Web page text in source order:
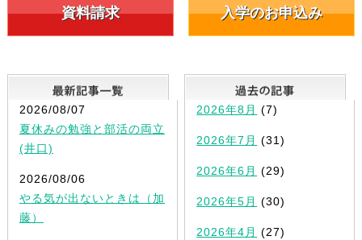
資料請求 入学のお申込み
最新記事一覧
2026/08/07
夏休みの勉強と部活の両立
(井口)
2026/08/06
やる気が出ないときは（加
藤）
2026年8月 (7)
2026年7月 (31)
2026年6月 (29)
2026年5月 (30)
2026年4月 (27)